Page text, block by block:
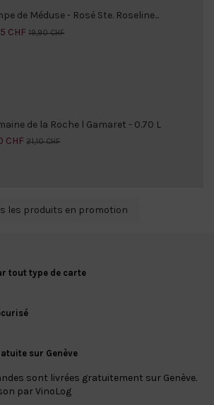
de Méduse - Rosé Ste. Roseline...
CHF 19,90 CHF
de la Roche l Gamaret - 0.70 L
CHF 21,10 CHF
les produits en promotion
tout type de carte
sur Genève
sont livrées gratuitement sur Genève.
par VinoLog